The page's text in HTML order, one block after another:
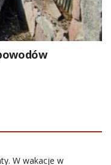
W wakacje w